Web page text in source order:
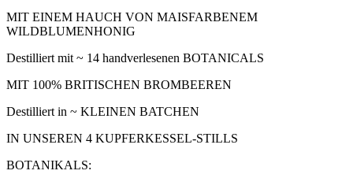
MIT EINEM HAUCH VON MAISFARBENEM
WILDBLUMENHONIG
Destilliert mit ~ 14 handverlesenen BOTANICALS
MIT 100% BRITISCHEN BROMBEEREN
Destilliert in ~ KLEINEN BATCHEN
IN UNSEREN 4 KUPFERKESSEL-STILLS
BOTANIKALS: